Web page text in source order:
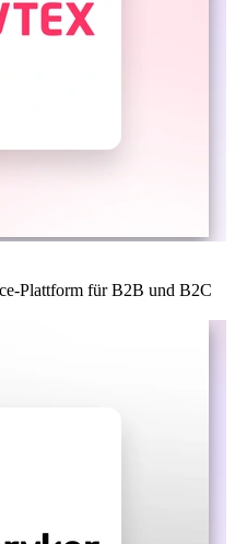
Plattform für B2B und B2C